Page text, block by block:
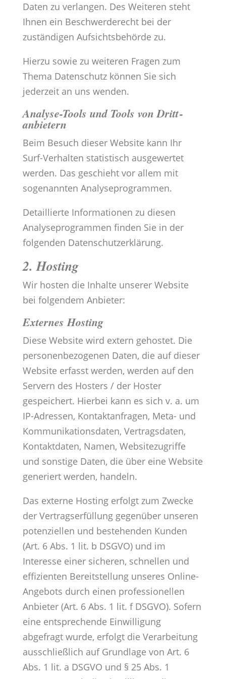
Daten zu verlangen. Des Weiteren steht
Ihnen ein Beschwerderecht bei der
zuständigen Aufsichtsbehörde zu.
Hierzu sowie zu weiteren Fragen zum
Thema Datenschutz können Sie sich
jederzeit an uns wenden.
Analyse-Tools und Tools von Dritt­
anbietern
Beim Besuch dieser Website kann Ihr
Surf-Verhalten statistisch ausgewertet
werden. Das geschieht vor allem mit
sogenannten Analyseprogrammen.
Detaillierte Informationen zu diesen
Analyseprogrammen finden Sie in der
folgenden Datenschutzerklärung.
2. Hosting
Wir hosten die Inhalte unserer Website
bei folgendem Anbieter:
Externes Hosting
Diese Website wird extern gehostet. Die
personenbezogenen Daten, die auf dieser
Website erfasst werden, werden auf den
Servern des Hosters / der Hoster
gespeichert. Hierbei kann es sich v. a. um
IP-Adressen, Kontaktanfragen, Meta- und
Kommunikationsdaten, Vertragsdaten,
Kontaktdaten, Namen, Websitezugriffe
und sonstige Daten, die über eine Website
generiert werden, handeln.
Das externe Hosting erfolgt zum Zwecke
der Vertragserfüllung gegenüber unseren
potenziellen und bestehenden Kunden
(Art. 6 Abs. 1 lit. b DSGVO) und im
Interesse einer sicheren, schnellen und
effizienten Bereitstellung unseres Online-
Angebots durch einen professionellen
Anbieter (Art. 6 Abs. 1 lit. f DSGVO). Sofern
eine entsprechende Einwilligung
abgefragt wurde, erfolgt die Verarbeitung
ausschließlich auf Grundlage von Art. 6
Abs. 1 lit. a DSGVO und § 25 Abs. 1